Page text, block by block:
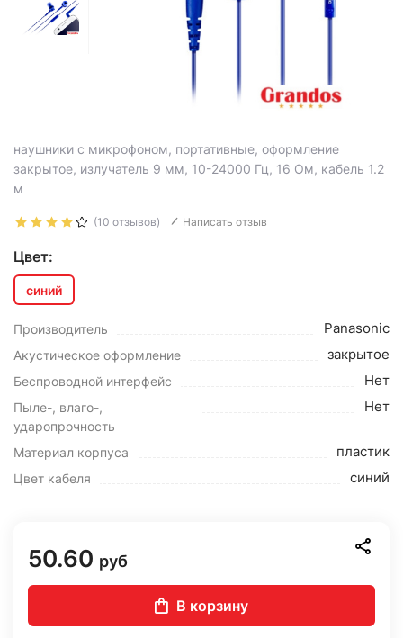
наушники с микрофоном, портативные, оформление
закрытое, излучатель 9 мм, 10-24000 Гц, 16 Ом, кабель 1.2
м
(10 отзывов) Написать отзыв
Цвет:
синий
Производитель Panasonic
Акустическое оформление закрытое
Беспроводной интерфейс Нет
Пыле-, влаго-,
ударопрочность
Нет
Материал корпуса пластик
Цвет кабеля синий
50.60 руб
В корзину